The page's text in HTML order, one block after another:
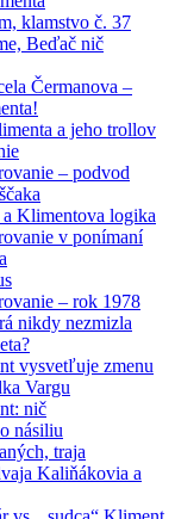
klamstvo č. 37
Beďač nič
Čermanova –
a jeho trollov
– podvod
Klimentova logika
v ponímaní
– rok 1978
nikdy nezmizla
vysvetľuje zmenu
Vargu
nič
násiliu
traja
Kaliňákovia a